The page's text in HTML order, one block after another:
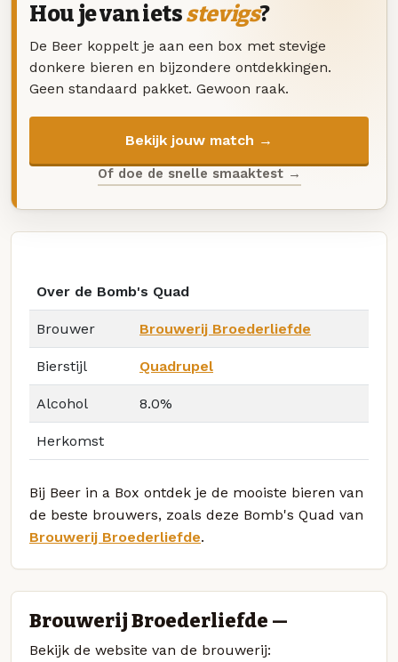
Hou je van ietsstevigs?
De Beer koppelt je aan een box met stevige
donkere bieren en bijzondere ontdekkingen.
Geen standaard pakket. Gewoon raak.
Bekijk jouw match →
Of doe de snelle smaaktest →
Over de Bomb's Quad
Brouwer Brouwerij Broederliefde
Bierstijl Quadrupel
Alcohol 8.0%
Herkomst
Bij Beer in a Box ontdek je de mooiste bieren van
de beste brouwers, zoals deze Bomb's Quad van
Brouwerij Broederliefde.
Brouwerij Broederliefde —
Bekijk de website van de brouwerij: